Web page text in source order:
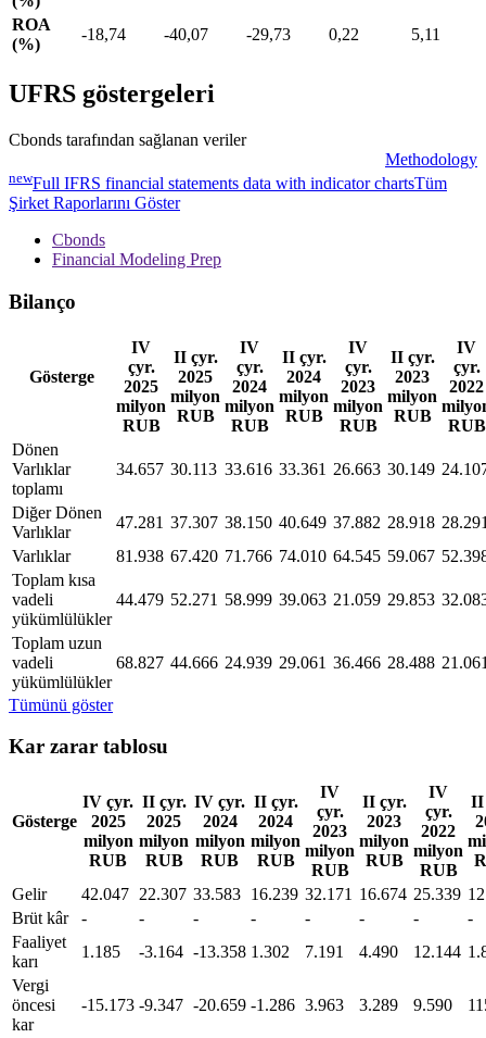
ROA
(%)
-18,74 -40,07 -29,73 0,22 5,11
UFRS göstergeleri
Cbonds tarafından sağlanan veriler
Methodology
newFull IFRS financial statements data with indicator chartsTüm
Şirket Raporlarını Göster
Cbonds
Financial Modeling Prep
Bilanço
Gösterge
IV
çyr.
2025
milyon
RUB
II çyr.
2025
milyon
RUB
IV
çyr.
2024
milyon
RUB
II çyr.
2024
milyon
RUB
IV
çyr.
2023
milyon
RUB
II çyr.
2023
milyon
RUB
IV
çyr.
2022
RUB
Dönen
Varlıklar
toplamı
34.657 30.113 33.616 33.361 26.663 30.149
Diğer Dönen
Varlıklar
47.281 37.307 38.150 40.649 37.882 28.918
Varlıklar
81.938 67.420 71.766 74.010 64.545 59.067
Toplam kısa
vadeli
yükümlülükler
44.479 52.271 58.999 39.063 21.059 29.853
Toplam uzun
vadeli
yükümlülükler
68.827 44.666 24.939 29.061 36.466 28.488
Tümünü göster
Kar zarar tablosu
Gösterge
IV çyr.
2025
milyon
RUB
II çyr.
2025
milyon
RUB
IV çyr.
2024
milyon
RUB
II çyr.
2024
milyon
RUB
IV
çyr.
2023
milyon
RUB
II çyr.
2023
milyon
RUB
IV
çyr.
2022
milyon
RUB
II
Gelir
42.047 22.307 33.583 16.239 32.171 16.674 25.339
Brüt kâr
- - - - - - -
-
Faaliyet
karı
1.185 -3.164 -13.358 1.302 7.191 4.490 12.144
Vergi
öncesi
kar
-15.173 -9.347 -20.659 -1.286 3.963 3.289 9.590